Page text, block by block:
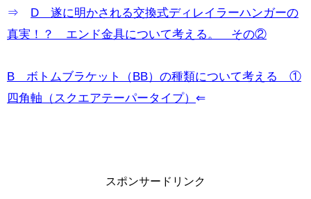
⇒ D 遂に明かされる交換式ディレイラーハンガーの
真実！？ エンド金具について考える。 その②
B ボトムブラケット（BB）の種類について考える ①
四角軸（スクエアテーパータイプ） ⇐
スポンサードリンク